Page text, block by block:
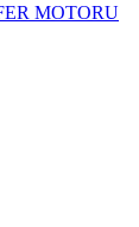
MOTORU